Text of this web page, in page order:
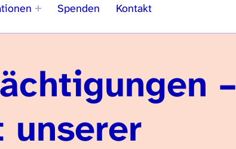
Spenden Kontakt
–
unserer